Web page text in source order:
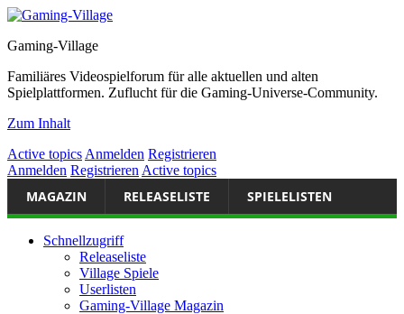
Gaming-Village
Familiäres Videospielforum für alle aktuellen und alten
Spielplattformen. Zuflucht für die Gaming-Universe-Community.
Zum Inhalt
Active topics Anmelden Registrieren
Anmelden Registrieren Active topics
MAGAZIN RELEASELISTE SPIELELISTEN
Schnellzugriff
Releaseliste
Village Spiele
Userlisten
Gaming-Village Magazin